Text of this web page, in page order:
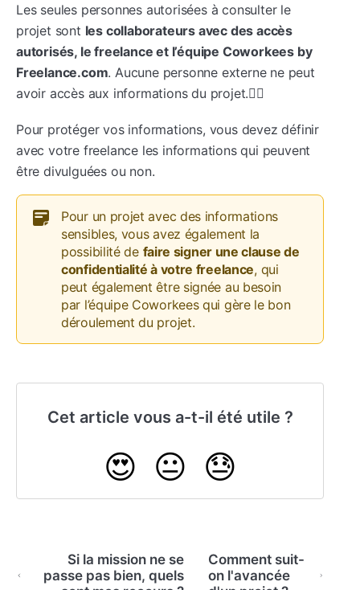
Les seules personnes autorisées à consulter le
projet sont les collaborateurs avec des accès
autorisés, le freelance et l’équipe Coworkees by
Freelance.com. Aucune personne externe ne peut
avoir accès aux informations du projet.🙅‍♀️
Pour protéger vos informations, vous devez définir
avec votre freelance les informations qui peuvent
être divulguées ou non.
Pour un projet avec des informations
sensibles, vous avez également la
possibilité de faire signer une clause de
confidentialité à votre freelance, qui
peut également être signée au besoin
par l’équipe Coworkees qui gère le bon
déroulement du projet.
Cet article vous a-t-il été utile ?
😍 😐 😓
Si la mission ne se
passe pas bien, quels
Comment suit-
on l'avancée